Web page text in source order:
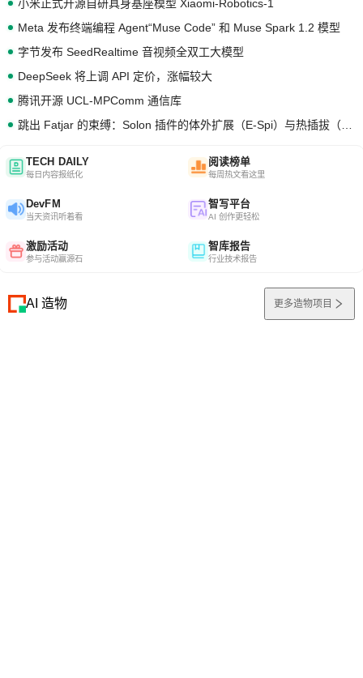
小米正式开源自研具身基座模型 Xiaomi-Robotics-1
Meta 发布终端编程 Agent“Muse Code” 和 Muse Spark 1.2 模型
字节发布 SeedRealtime 音视频全双工大模型
DeepSeek 将上调 API 定价，涨幅较大
腾讯开源 UCL-MPComm 通信库
TECH DAILY
每日内容报纸化
阅读榜单
每周热文看这里
DevFM
当天资讯听着看
智写平台
AI 创作更轻松
激励活动
参与活动赢源石
智库报告
行业技术报告
AI 造物 更多造物项目